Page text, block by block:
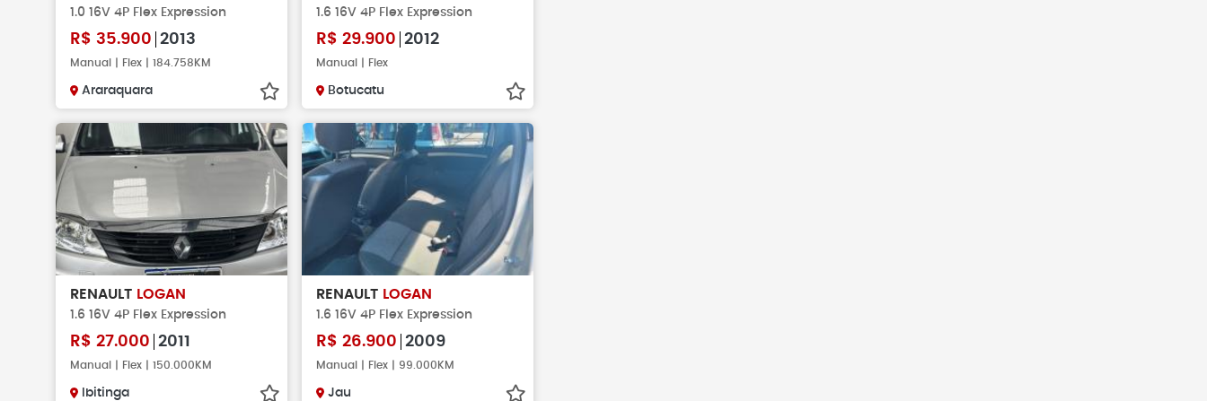
1.0 16V 4P Flex Expression
R$ 35.900 2013
Manual | Flex | 184.758KM
Araraquara
1.6 16V 4P Flex Expression
R$ 29.900 2012
Manual | Flex
Botucatu
RENAULT LOGAN
1.6 16V 4P Flex Expression
R$ 27.000 2011
Manual | Flex | 150.000KM
Ibitinga
RENAULT LOGAN
1.6 16V 4P Flex Expression
R$ 26.900 2009
Manual | Flex | 99.000KM
Jau